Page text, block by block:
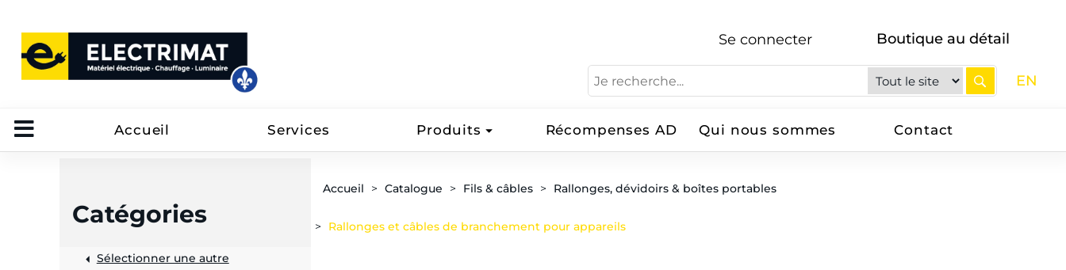
Se connecter Boutique au détail
EN
Accueil Services Produits Récompenses AD Qui nous sommes Contact
Catégories
Sélectionner une autre
Accueil Catalogue Fils & câbles Rallonges, dévidoirs & boîtes portables
Rallonges et câbles de branchement pour appareils